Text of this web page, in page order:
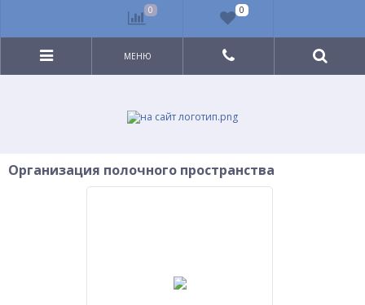
МЕНЮ
Организация полочного пространства
0 0